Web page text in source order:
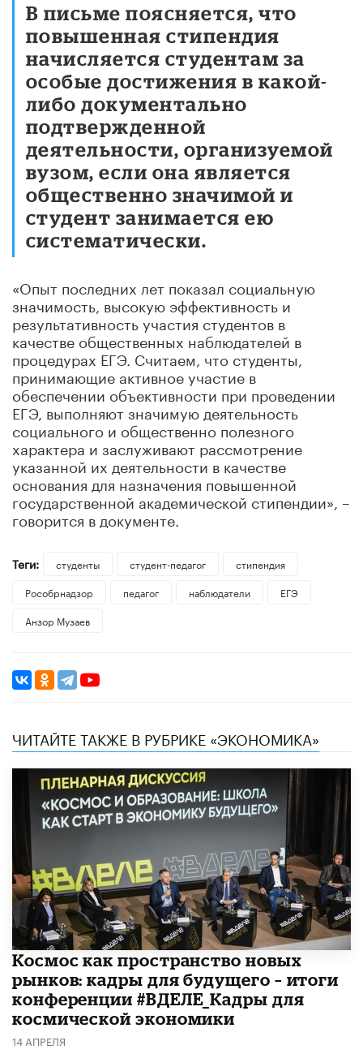
В письме поясняется, что
повышенная стипендия
начисляется студентам за
особые достижения в какой-
либо документально
подтвержденной
деятельности, организуемой
вузом, если она является
общественно значимой и
студент занимается ею
систематически.
«Опыт последних лет показал социальную
значимость, высокую эффективность и
результативность участия студентов в
качестве общественных наблюдателей в
процедурах ЕГЭ. Считаем, что студенты,
принимающие активное участие в
обеспечении объективности при проведении
ЕГЭ, выполняют значимую деятельность
социального и общественно полезного
характера и заслуживают рассмотрение
указанной их деятельности в качестве
основания для назначения повышенной
государственной академической стипендии», –
говорится в документе.
Теги: студенты студент-педагог
стипендия
Рособрнадзор
педагог наблюдатели
ЕГЭ
Анзор Музаев
ЧИТАЙТЕ ТАКЖЕ В РУБРИКЕ «ЭКОНОМИКА»
Космос как пространство новых
рынков: кадры для будущего – итоги
конференции #ВДЕЛЕ_Кадры для
космической экономики
14 АПРЕЛЯ